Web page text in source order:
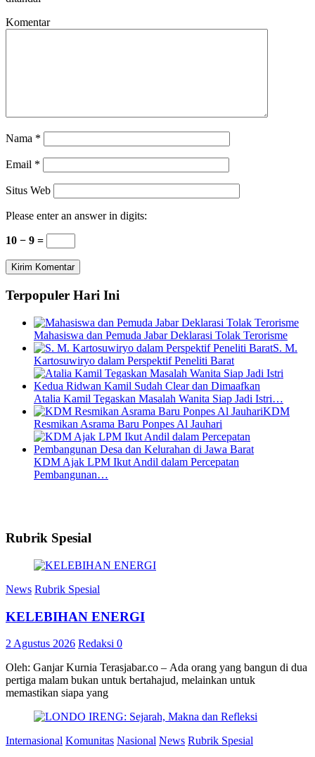
Komentar
Nama *
Email *
Situs Web
Please enter an answer in digits:
10 − 9 =
Terpopuler Hari Ini
Mahasiswa dan Pemuda Jabar Deklarasi Tolak Terorisme
S. M.
Kartosuwiryo dalam Perspektif Peneliti Barat
Atalia Kamil Tegaskan Masalah Wanita Siap Jadi Istri…
KDM
Resmikan Asrama Baru Ponpes Al Jauhari
KDM Ajak LPM Ikut Andil dalam Percepatan
Pembangunan…
Rubrik Spesial
News Rubrik Spesial
KELEBIHAN ENERGI
2 Agustus 2026 Redaksi 0
Oleh: Ganjar Kurnia Terasjabar.co – Ada orang yang bangun di dua
pertiga malam bukan untuk bertahajud, melainkan untuk
memastikan siapa yang
Internasional Komunitas Nasional News Rubrik Spesial